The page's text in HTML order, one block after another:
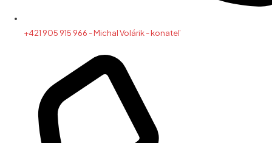
+421 905 915 966 - Michal Volárik - konateľ